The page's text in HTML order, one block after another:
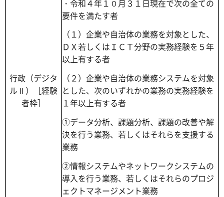
行政（デジタ
ルⅡ）［経験
者枠］
・令和４年１０月３１日現在で次の全ての
要件を満たす者
（１）企業や自治体の業務を対象とした、
ＤＸ若しくはＩＣＴ分野の実務経験を５年
以上有する者
（２）企業や自治体の業務システムを対象
とした、次のいずれかの業務の実務経験を
１年以上有する者
①データ分析、課題分析、課題の改善や解
決を行う業務、若しくはそれらを支援する
業務
②情報システムやネットワークシステムの
導入を行う業務、若しくはそれらのプロジ
ェクトマネージメント業務